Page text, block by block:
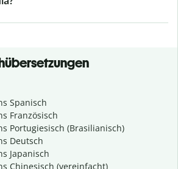
Spanisch
Französisch
Portugiesisch (Brasilianisch)
Deutsch
Japanisch
Chinesisch (vereinfacht)